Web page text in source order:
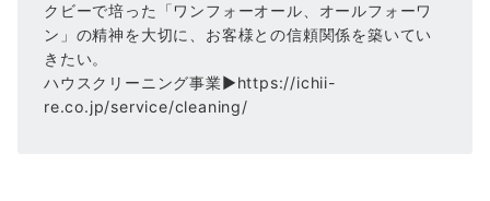
クビーで培った「ワンフォーオール、オールフォーワ
ン」の精神を大切に、お客様との信頼関係を築いてい
きたい。
ハウスクリーニング事業▶https://ichii-
re.co.jp/service/cleaning/